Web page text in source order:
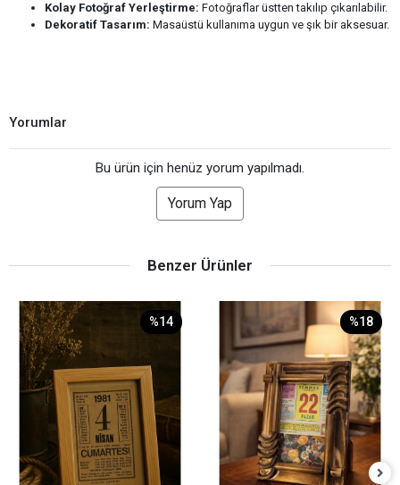
Kolay Fotoğraf Yerleştirme: Fotoğraflar üstten takılıp çıkarılabilir.
Dekoratif Tasarım: Masaüstü kullanıma uygun ve şık bir aksesuar.
Yorumlar
Bu ürün için henüz yorum yapılmadı.
Yorum Yap
Benzer Ürünler
%14 %18